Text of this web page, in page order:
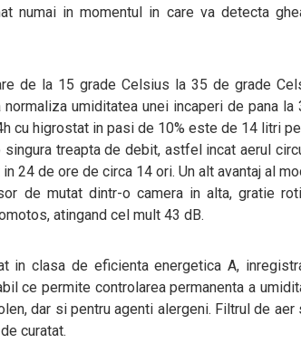
numai in momentul in care va detecta
de la 15 grade Celsius la 35 de grade
umiditatea unei incaperi de pana la
cu higrostat in pasi de 10% este de 14 litri
treapta de debit, astfel incat aerul
24 de ore de circa 14 ori. Un alt avantaj al
de mutat dintr-o camera in alta, gratie
atingand cel mult 43 dB.
in clasa de eficienta energetica A,
ce permite controlarea permanenta a
dar si pentru agenti alergeni. Filtrul de aer
curatat.